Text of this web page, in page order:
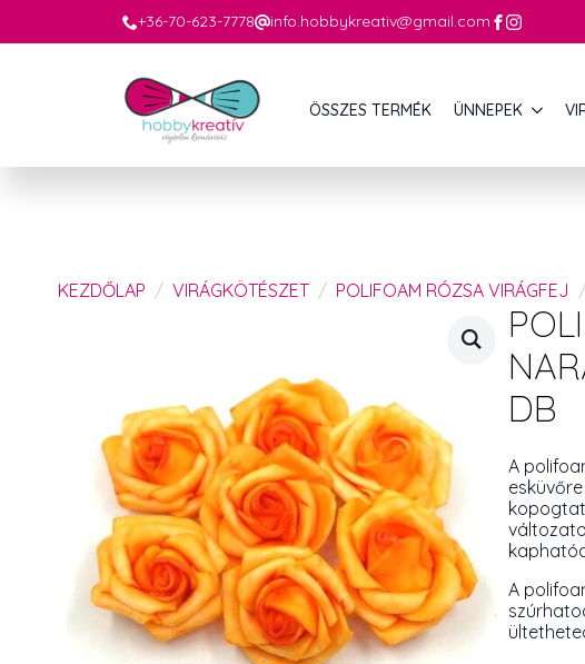
+36-70-623-7778 info.hobbykreativ@gmail.com
ÖSSZES TERMÉK ÜNNEPEK
KEZDŐLAP VIRÁGKÖTÉSZET POLIFOAM RÓZSA VIRÁGFEJ
DB
A
A